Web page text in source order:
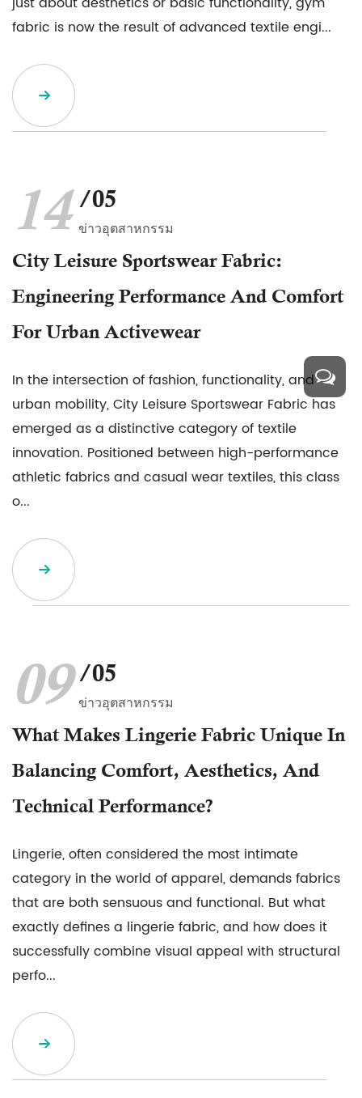
fabric is now the result of advanced textile engi...
14 /05
ข่าวอุตสาหกรรม
City Leisure Sportswear Fabric:
Engineering Performance And Comfort
For Urban Activewear
In the intersection of fashion, functionality, and
urban mobility, City Leisure Sportswear Fabric has
emerged as a distinctive category of textile
innovation. Positioned between high-performance
athletic fabrics and casual wear textiles, this class
o...
09 /05
ข่าวอุตสาหกรรม
What Makes Lingerie Fabric Unique In
Balancing Comfort, Aesthetics, And
Technical Performance?
Lingerie, often considered the most intimate
category in the world of apparel, demands fabrics
that are both sensuous and functional. But what
exactly defines a lingerie fabric, and how does it
successfully combine visual appeal with structural
perfo...